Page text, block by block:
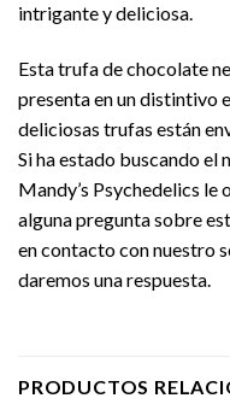
intrigante y deliciosa.
Esta trufa de chocolate
presenta en un distintivo
deliciosas trufas están
Si ha estado buscando el
Mandy’s Psychedelics le
alguna pregunta sobre
en contacto con nuestro
daremos una respuesta.
PRODUCTOS